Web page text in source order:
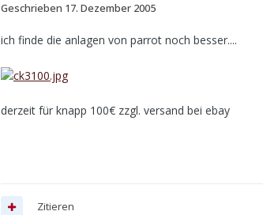
Geschrieben 17. Dezember 2005
ich finde die anlagen von parrot noch besser....
derzeit für knapp 100€ zzgl. versand bei ebay
Zitieren